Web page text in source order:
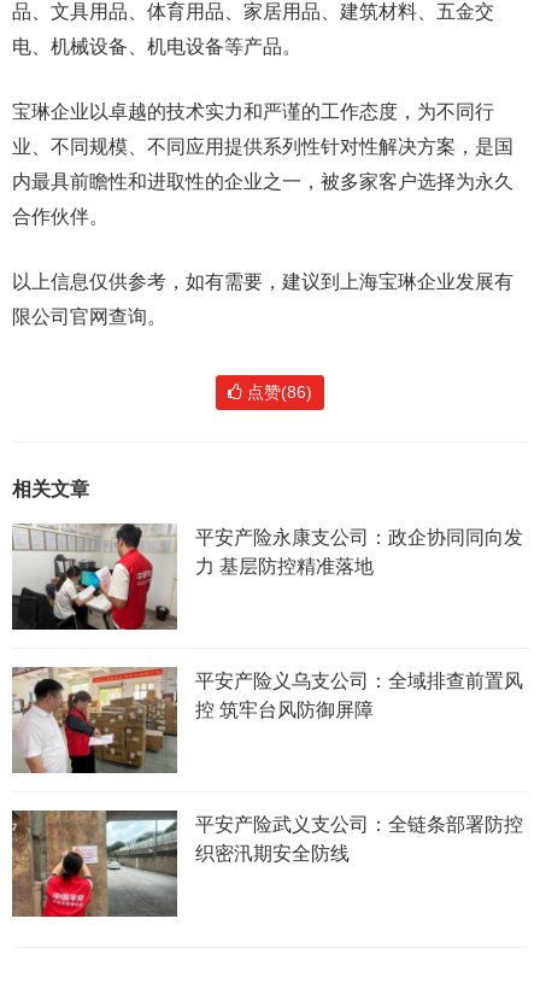
品、文具用品、体育用品、家居用品、建筑材料、五金交
电、机械设备、机电设备等产品。
宝琳企业以卓越的技术实力和严谨的工作态度，为不同行
业、不同规模、不同应用提供系列性针对性解决方案，是国
内最具前瞻性和进取性的企业之一，被多家客户选择为永久
合作伙伴。
以上信息仅供参考，如有需要，建议到上海宝琳企业发展有
限公司官网查询。
点赞(86)
相关文章
平安产险永康支公司：政企协同同向发
力 基层防控精准落地
平安产险义乌支公司：全域排查前置风
控 筑牢台风防御屏障
平安产险武义支公司：全链条部署防控
织密汛期安全防线